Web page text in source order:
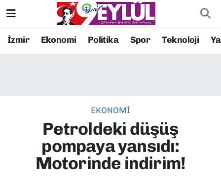
İzmir Ekonomi Politika Spor Teknoloji
EKONOMİ
Petroldeki düşüş
pompaya yansıdı:
Motorinde indirim!
Resmi İlanlar
EKONOMİ
KÜLTÜR SANAT
Konak Nöbetçi Eczaneler
Süper Lig Puan Durumu ve Fikstür
Tüm Manşetler
Son Dakika Haberleri